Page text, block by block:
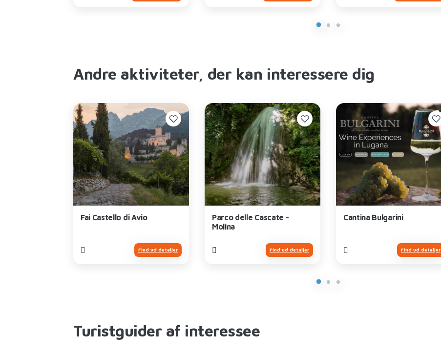
Andre aktiviteter, der kan interessere dig
Fai Castello di Avio
Find ud detaljer
Parco delle Cascate -
Molina
Find ud detaljer
Cantina Bulgarini
Find ud detaljer
Turistguider af interessee